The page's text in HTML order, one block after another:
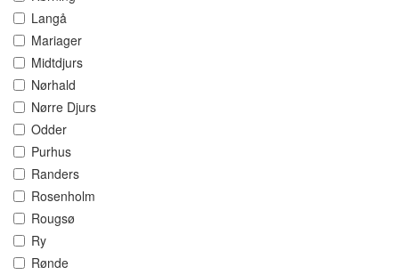
Langå
Mariager
Midtdjurs
Nørhald
Nørre Djurs
Odder
Purhus
Randers
Rosenholm
Rougsø
Ry
Rønde